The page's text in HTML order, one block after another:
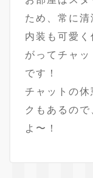
ため、常に清
内装も可愛
がってチャ
です！
チャットの
クもあるの
よ〜！